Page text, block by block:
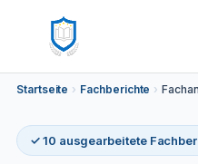
Startseite › Fachberichte ›
✓ 10 ausgearbeitete